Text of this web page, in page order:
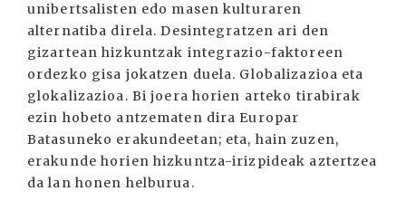
unibertsalisten edo masen kulturaren
alternatiba direla. Desintegratzen ari den
gizartean hizkuntzak integrazio-faktoreen
ordezko gisa jokatzen duela. Globalizazioa eta
glokalizazioa. Bi joera horien arteko tirabirak
ezin hobeto antzematen dira Europar
Batasuneko erakundeetan; eta, hain zuzen,
erakunde horien hizkuntza-irizpideak aztertzea
da lan honen helburua.